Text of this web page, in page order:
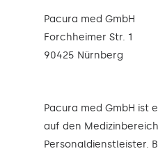
Pacura med GmbH
Forchheimer Str. 1
90425 Nürnberg
Pacura med GmbH ist
auf den
Personaldienstleister.